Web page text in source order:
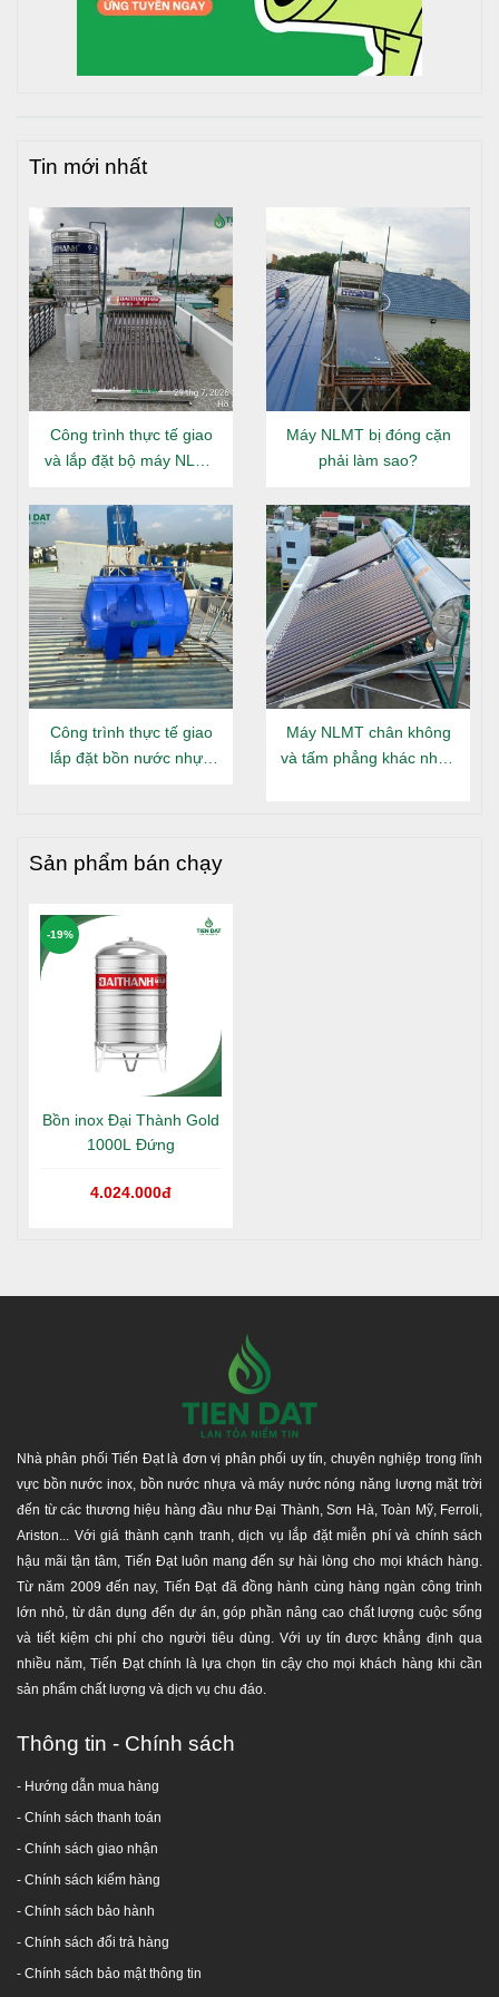
Sản xuất theo hệ thống quản lý chất lượng Quốc
Tế ISO 9001 : 2008 và ISO 9001 : 2015
Bồn nước inox Đại Thành chính hãng với 2 dạng đứng,
>>> Tham khảo thêm:Máy nước nóng năng lượng mặt
trời Đại Thành
LỢI ÍCH KHI SỬ DỤNG
luôn sạch và an toàn cho người sử dụng.
phải bảo trì và sửa chữa, giúp tiết kiệm chi phí vận
hành và bảo dưỡng trong dài hạn.
Thẩm mỹ cao
mang lại vẻ sang trọng cho không gian lắp đặt.
Dễ dàng lắp đặt và bảo trì
lắp đặt và bảo trì. Các phụ kiện kèm theo giúp việc
lắp đặt trở nên nhanh chóng và thuận tiện.
nước (tốt nhất nên lựa chọn các khu vực bên trên
Không nên lắp đặt gần mép lan can, sát tường hoặc
gần lối đi lại, tránh lắp đặt tại nơi có nhiều người qua
Bồn nước cần được định vị bằng bulông sao cho
xung quanh vị trí đặt bồn nước (không cần quá cao,
giữ chặt các phía của bồn, đề phòng gió bão.
HƯỚNG DẪN BẢO TRÌ
Thường xuyên kiểm tra và làm sạch các ống dẫn
có thể tích tụ.
Kiểm tra và sửa chữa kịp thời nếu phát hiện hư
hỏng.
Tin mới nhất
Công trình thực tế giao
và lắp đặt bộ máy NLMT
Đông Hưng Thuận
Máy NLMT bị đóng cặn
phải làm sao?
Công trình thực tế giao
lắp đặt bồn nước nhựa
Máy NLMT chân không
và tấm phẳng khác nhau
Sản phẩm bán chạy
Bồn inox Đại Thành Gold
1000L Đứng
4.024.000đ
-19%
Nhà phân phối Tiến Đạt là đơn vị phân phối uy tín, chuyên nghiệp trong lĩnh
vực bồn nước inox, bồn nước nhựa và máy nước nóng năng lượng mặt trời
đến từ các thương hiệu hàng đầu như Đại Thành, Sơn Hà, Toàn Mỹ, Ferroli,
Ariston... Với giá thành cạnh tranh, dịch vụ lắp đặt miễn phí và chính sách
hậu mãi tận tâm, Tiến Đạt luôn mang đến sự hài lòng cho mọi khách hàng.
Từ năm 2009 đến nay, Tiến Đạt đã đồng hành cùng hàng ngàn công trình
lớn nhỏ, từ dân dụng đến dự án, góp phần nâng cao chất lượng cuộc sống
và tiết kiệm chi phí cho người tiêu dùng. Với uy tín được khẳng định qua
nhiều năm, Tiến Đạt chính là lựa chọn tin cậy cho mọi khách hàng khi cần
sản phẩm chất lượng và dịch vụ chu đáo.
Thông tin - Chính sách
- Hướng dẫn mua hàng
- Chính sách thanh toán
- Chính sách giao nhận
- Chính sách kiểm hàng
- Chính sách bảo hành
- Chính sách đổi trả hàng
- Chính sách bảo mật thông tin